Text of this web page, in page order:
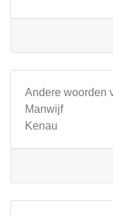
Andere woorden
Manwijf
Kenau